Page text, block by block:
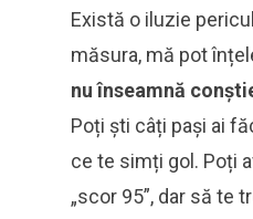
Există o iluzie
măsura, mă pot
nu înseamnă
Poți ști câți pași ai
ce te simți gol. Poți
„scor 95”, dar să te